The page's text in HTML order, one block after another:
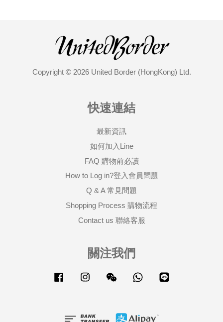
Copyright © 2026 United Border (HongKong) Ltd.
快速連結
最新資訊
如何加入Line
FAQ 購物前必讀
How to Log in?登入會員問題
Q & A 常見問題
Shopping Process 購物流程
Contact us 聯絡客服
關注我們
Facebook Instagram Wechat Whatsapp